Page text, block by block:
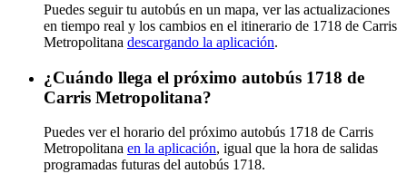
Puedes seguir tu autobús en un mapa, ver las actualizaciones
en tiempo real y los cambios en el itinerario de 1718 de Carris
Metropolitana descargando la aplicación.
¿Cuándo llega el próximo autobús 1718 de
Carris Metropolitana?
Puedes ver el horario del próximo autobús 1718 de Carris
Metropolitana en la aplicación, igual que la hora de salidas
programadas futuras del autobús 1718.